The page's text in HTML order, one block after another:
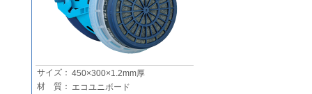
サイズ： 450×300×1.2mm厚
材 質： エコユニボード